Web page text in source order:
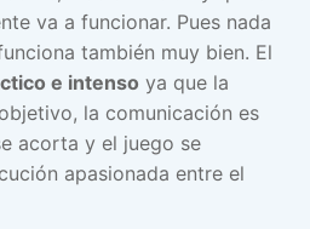
va a funcionar. Pues nada
también muy bien. El
e intenso ya que la
la comunicación es
acorta y el juego se
apasionada entre el